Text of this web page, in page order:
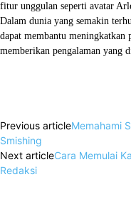
fitur unggulan seperti avatar
Dalam dunia yang semakin
dapat membantu meningkatkan
memberikan pengalaman yang
Previous articleMemahami
Smishing
Next articleCara Memulai
Redaksi